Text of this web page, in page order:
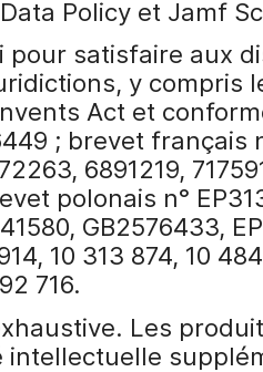
Policy et Jamf
pour satisfaire aux
y compris
Act et
; brevet français
6891219,
polonais n°
GB2576433,
10 313 874, 10
716.
Les